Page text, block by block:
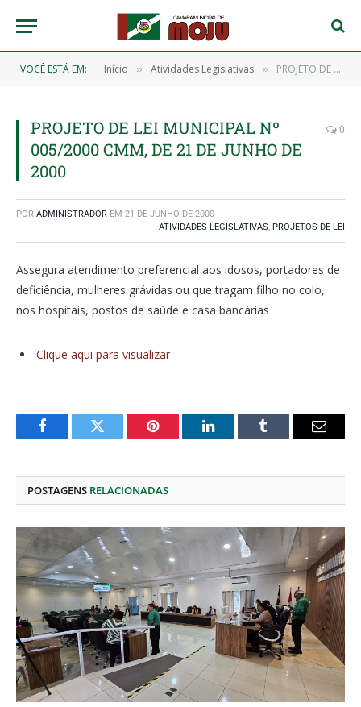
VOCÊ ESTÁ EM: Início » Atividades Legislativas » PROJETO DE LEI MUNICIPAL Nº 005/2000 CMM, DE 21 DE JUNHO DE 2000
PROJETO DE LEI MUNICIPAL Nº
005/2000 CMM, DE 21 DE JUNHO DE
2000
0
POR ADMINISTRADOR EM 21 DE JUNHO DE 2000
ATIVIDADES LEGISLATIVAS, PROJETOS DE LEI
Assegura atendimento preferencial aos idosos, portadores de
deficiência, mulheres grávidas ou que tragam filho no colo,
nos hospitais, postos de saúde e casa bancárias
Clique aqui para visualizar
FacebookTwitter Pinterest O
Tumblr
E-
POSTAGENS RELACIONADAS